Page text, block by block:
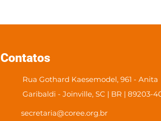
Contatos
Rua Gothard Kaesemodel, 961 - Anita
Garibaldi - Joinville, SC | BR | 89203-
secretaria@coree.org.br